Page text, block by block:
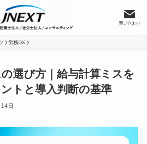
問い合わせ
労務DX
選び方｜給与計算ミスを
トと導入判断の基準
日